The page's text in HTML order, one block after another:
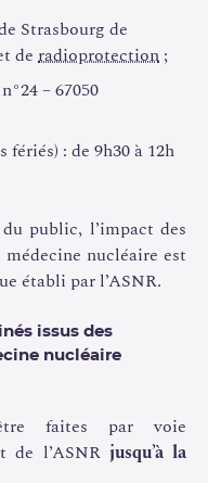
Strasbourg de
de radioprotection ;
– 67050
: de 9h30 à 12h
public, l’impact des
nucléaire est
établi par l’ASNR.
issus des
nucléaire
faites par voie
de l’ASNR jusqu’à la